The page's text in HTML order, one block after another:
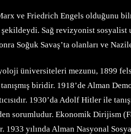
ve Friedrich Engels
Sağ revizyonist
Soğuk Savaş’ta olanları ve
üniversiteleri mezunu, 1899
biridir. 1918’de Alman
1930’da Adolf Hitler ile
sorumludur. Ekonomik
yılında Alman Nasyonal